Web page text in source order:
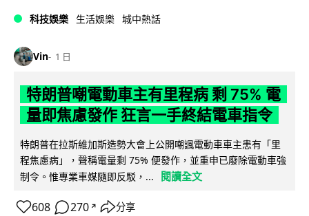
科技娛樂 生活娛樂 城中熱話
Vin 1 日
特朗普嘲電動車主有里程病 剩 75% 電
量即焦慮發作 狂言一手終結電車指令
特朗普在拉斯維加斯造勢大會上公開嘲諷電動車車主患有「里
程焦慮病」，聲稱電量剩 75% 便發作，並重申已廢除電動車強
制令。惟專業車媒隨即反駁，...
閱讀全文
608 270 ↗ 分享